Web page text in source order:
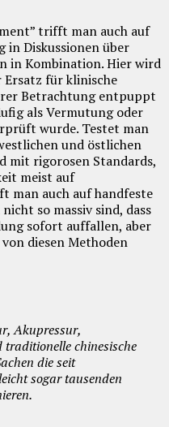
trifft man auch auf
in Diskussionen über
in Kombination.Hier wird
Ersatz für klinische
Betrachtung entpuppt
als Vermutung oder
wurde. Testet man
und östlichen
mit rigorosen Standards,
meist auf
man auch auf handfeste
so massiv sind, dass
sofort auffallen, aber
diesen Methoden
Akupressur,
chinesische
die seit
sogar tausenden